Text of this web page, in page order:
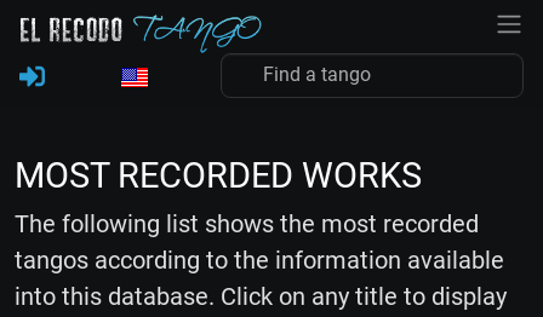
MOST RECORDED WORKS
The following list shows the most recorded
tangos according to the information available
into this database. Click on any title to display